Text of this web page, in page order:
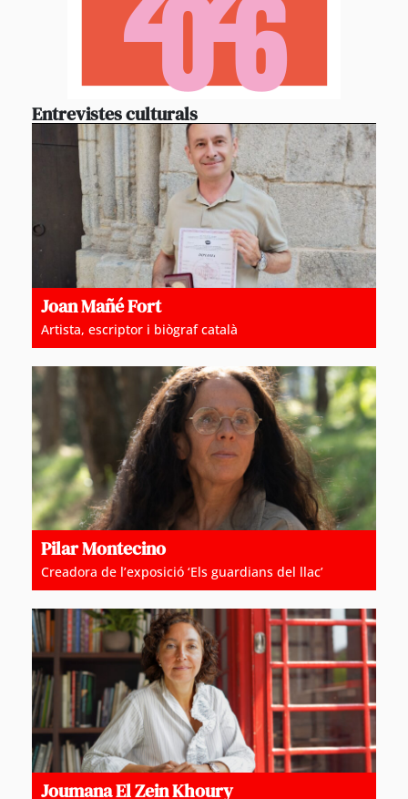
Entrevistes culturals
Joan Mañé Fort
Artista, escriptor i biògraf català
Pilar Montecino
Creadora de l’exposició ‘Els guardians del llac’
Joumana El Zein Khoury